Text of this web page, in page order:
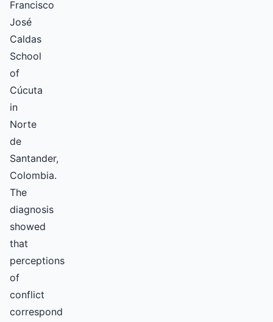
Francisco
José
Caldas
School
of
Cúcuta
in
Norte
de
Santander,
Colombia.
The
diagnosis
showed
that
perceptions
of
conflict
correspond